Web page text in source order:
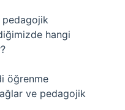
pedagojik
hangi
öğrenme
ve pedagojik